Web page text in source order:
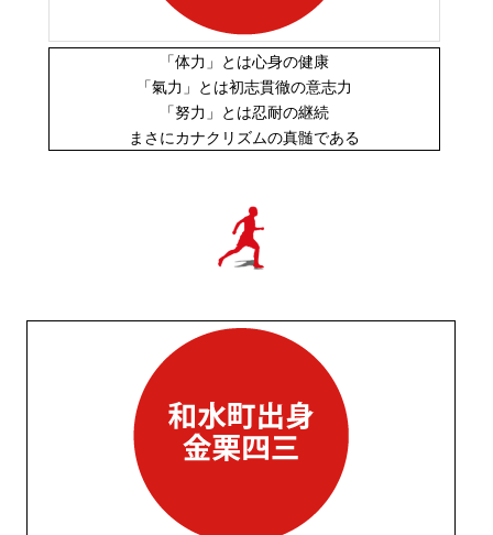
「体力」とは心身の健康
「氣力」とは初志貫徹の意志力
「努力」とは忍耐の継続
まさにカナクリズムの真髄である